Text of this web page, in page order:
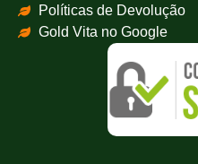
Políticas de Devolução
Gold Vita no Google